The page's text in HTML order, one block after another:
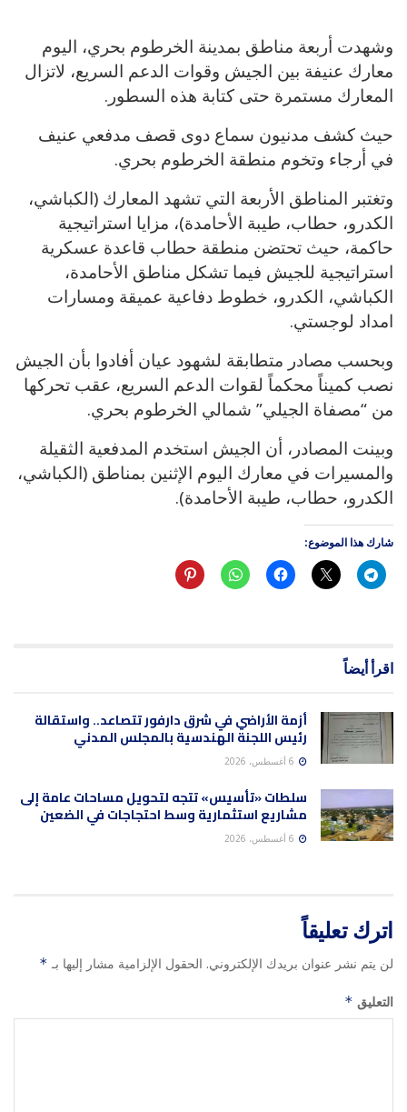
وشهدت أربعة مناطق بمدينة الخرطوم بحري، اليوم
معارك عنيفة بين الجيش وقوات الدعم السريع، لاتزال
المعارك مستمرة حتى كتابة هذه السطور.
حيث كشف مدنيون سماع دوى قصف مدفعي عنيف
في أرجاء وتخوم منطقة الخرطوم بحري.
وتغتبر المناطق الأربعة التي تشهد المعارك (الكباشي،
الكدرو، حطاب، طيبة الأحامدة)، مزايا استراتيجية
حاكمة، حيث تحتضن منطقة حطاب قاعدة عسكرية
استراتيجية للجيش فيما تشكل مناطق الأحامدة،
الكباشي، الكدرو، خطوط دفاعية عميقة ومسارات
امداد لوجستي.
وبحسب مصادر متطابقة لشهود عيان أفادوا بأن الجيش
نصب كميناً محكماً لقوات الدعم السريع، عقب تحركها
من “مصفاة الجيلي” شمالي الخرطوم بحري.
وبينت المصادر، أن الجيش استخدم المدفعية الثقيلة
والمسيرات في معارك اليوم الإثنين بمناطق (الكباشي،
الكدرو، حطاب، طيبة الأحامدة).
شارك هذا الموضوع:
اقرأ أيضاً
أزمة الأراضي في شرق دارفور تتصاعد.. واستقالة
رئيس اللجنة الهندسية بالمجلس المدني
سلطات «تأسيس» تتجه لتحويل مساحات عامة إلى
مشاريع استثمارية وسط احتجاجات في الضعين
اترك تعليقاً
لن يتم نشر عنوان بريدك الإلكتروني. الحقول الإلزامية مشار إليها بـ *
التعليق *